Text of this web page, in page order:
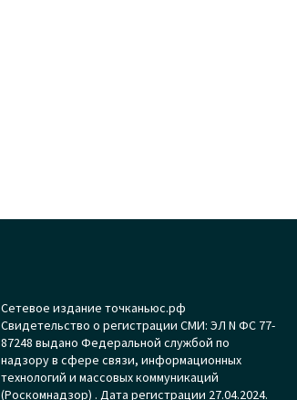
Сетевое издание точканьюс.рф
Свидетельство о регистрации СМИ: ЭЛ N ФС 77-
87248 выдано Федеральной службой по
надзору в сфере связи, информационных
технологий и массовых коммуникаций
(Роскомнадзор) . Дата регистрации 27.04.2024.